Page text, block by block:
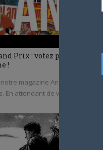
Prix : votez pour les 35
!
magazine AnimeLand
En attendant de vous…